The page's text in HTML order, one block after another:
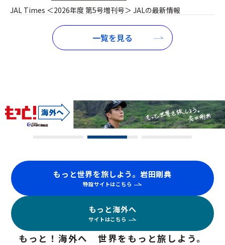
JAL Times ＜2026年度 第5号増刊号＞ JALの最新情報
一覧を見る
もっと世界を旅しよう。岩田剛典
特設サイトはこちら
もっと海外へ
サイトはこちら
もっと！海外へ 世界をもっと旅しよう。